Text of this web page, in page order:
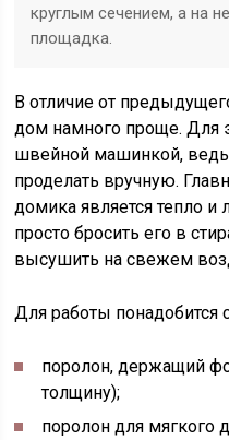
круглым сечением, а на
площадка.
В отличие от
дом намного проще. Для
швейной машинкой,
проделать вручную.
домика является тепло и
просто бросить его в
высушить на свежем
Для работы понадобится
поролон, держащий
толщину);
поролон для мягкого